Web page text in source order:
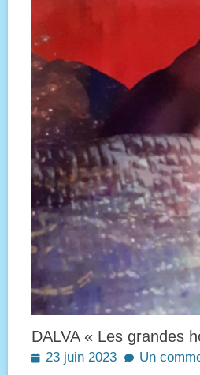
DALVA « Les grandes
Posted
23 juin 2023
Un